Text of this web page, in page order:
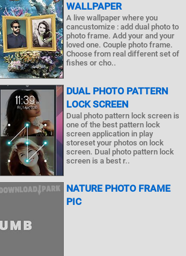
WALLPAPER
A live wallpaper where you
cancustomize : add dual photo to
photo frame. Add your and your
loved one. Couple photo frame.
Choose from real different set of
fishes or cho..
DUAL PHOTO PATTERN
LOCK SCREEN
Dual photo pattern lock screen is
one of the best pattern lock
screen application in play
storeset your photos on lock
screen. Dual photo pattern lock
screen is a best r..
NATURE PHOTO FRAME
PIC